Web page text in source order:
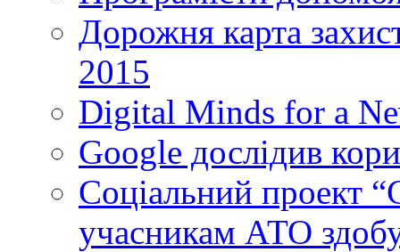
Дорожня карта
2015
Digital Minds for a
Google дослідив
Cоціальний проект
учасникам АТО